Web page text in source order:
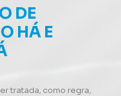
DE
HÁ E
tratada, como regra,